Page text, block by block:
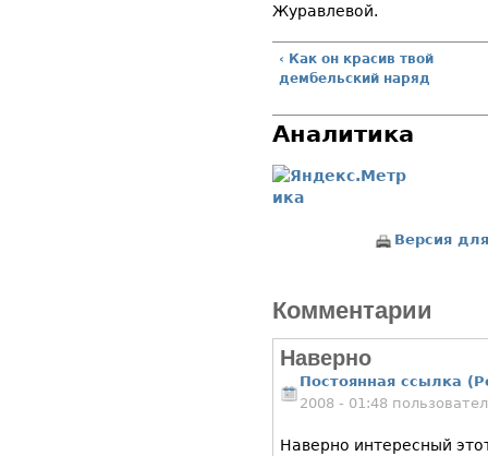
Журавлевой.
‹ Как он красив твой
дембельский наряд
Аналитика
Версия
Комментарии
Наверно
Постоянная ссылка
2008 - 01:48
Наверно интересный